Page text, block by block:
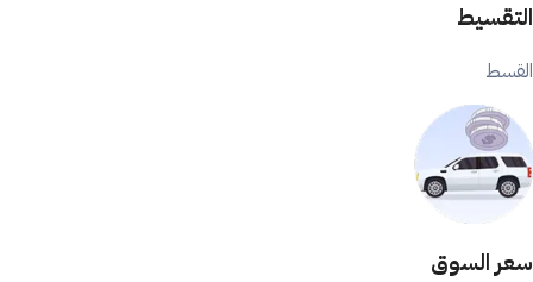
التقسيط
القسط
سعر السوق